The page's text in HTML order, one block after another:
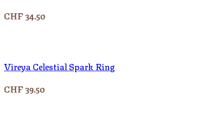
CHF34.50
Vireya Celestial Spark Ring
CHF39.50